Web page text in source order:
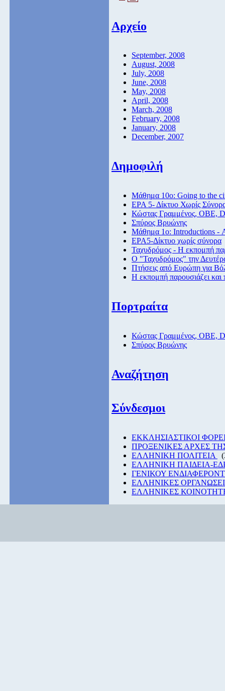
Αρχείο
September, 2008
August, 2008
July, 2008
June, 2008
May, 2008
April, 2008
March, 2008
February, 2008
January, 2008
December, 2007
Δημοφιλή
Μάθημα 10ο: Going to the
ΕΡΑ 5- Δίκτυο Χωρίς
Κώστας Γραμμένος, ΟΒΕ,
Σπύρος Βρυώνης
Μάθημα 1ο: Introductions -
ΕΡΑ5-Δίκτυο χωρίς σύνορα
Ταχυδρόμος - Η εκπομπή
Ο "Ταχυδρόμος" την
Πτήσεις από Eυρώπη για
Η εκπομπή παρουσιάζει και
Πορτραίτα
Κώστας Γραμμένος, ΟΒΕ,
Σπύρος Βρυώνης
Αναζήτηση
Σύνδεσμοι
EKKΛΗΣΙΑΣΤΙΚΟΙ
ΠΡΟΞΕΝΙΚΕΣ ΑΡΧΕΣ
ΕΛΛΗΝΙΚΗ ΠΟΛΙΤΕΙΑ
ΕΛΛΗΝΙΚΗ ΠΑΙΔΕΙΑ-
ΓΕΝΙΚΟΥ
ΕΛΛΗΝΙΚΕΣ
ΕΛΛΗΝΙΚΕΣ